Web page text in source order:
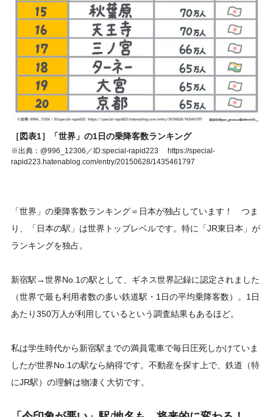
［図表1］「世界」の1日の乗降客数ランキング
※出典：@996_12306／ID:special-rapid223 https://special-
rapid223.hatenablog.com/entry/20150628/1435461797
「世界」の乗降客数ランキング＝日本が独占しています！ つま
り、「日本の駅」は世界トップレベルです。特に「JR東日本」が
ランキングを独占。
新宿駅→世界No.1の駅として、ギネス世界記録に認定されました
（世界で最も利用者数の多い鉄道駅・1日の平均乗降客数）。1日
あたり350万人が利用しているという調査結果もあるほど。
私は学生時代から新宿駅までの満員電車で毎日圧死しかけていま
したが世界No.1の駅なら納得です。不動産を探す上で、鉄道（特
にJR駅）の理解は物凄く大切です。